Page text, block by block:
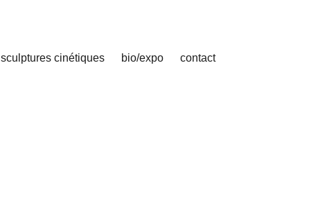
sculptures cinétiques bio/expo contact